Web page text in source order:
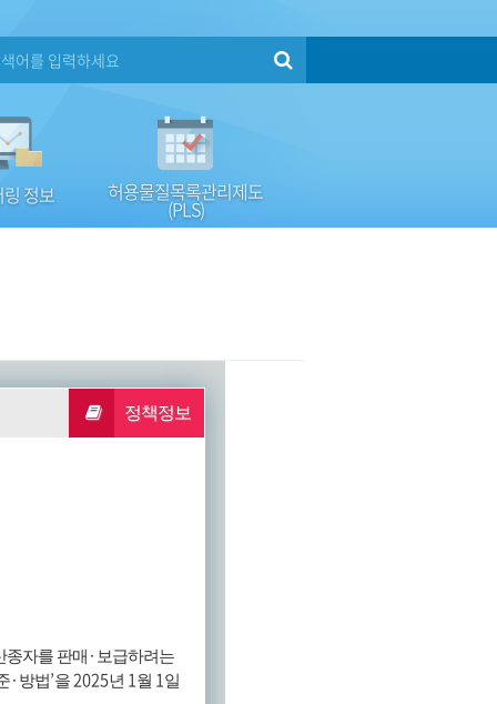
정보 허용물질목록관리제도
(PLS)
정책정보
종자를 판매 · 보급하려는
· 방법’을2025년 1월 1일